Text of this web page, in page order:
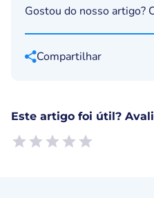
Gostou do nosso artigo?
Compartilhar
Este artigo foi útil?